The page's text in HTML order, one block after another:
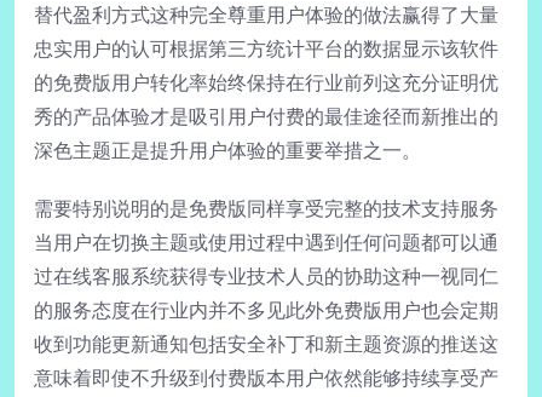
替代盈利方式这种完全尊重用户体验的做法赢得了大量
忠实用户的认可根据第三方统计平台的数据显示该软件
的免费版用户转化率始终保持在行业前列这充分证明优
秀的产品体验才是吸引用户付费的最佳途径而新推出的
深色主题正是提升用户体验的重要举措之一。
需要特别说明的是免费版同样享受完整的技术支持服务
当用户在切换主题或使用过程中遇到任何问题都可以通
过在线客服系统获得专业技术人员的协助这种一视同仁
的服务态度在行业内并不多见此外免费版用户也会定期
收到功能更新通知包括安全补丁和新主题资源的推送这
意味着即使不升级到付费版本用户依然能够持续享受产